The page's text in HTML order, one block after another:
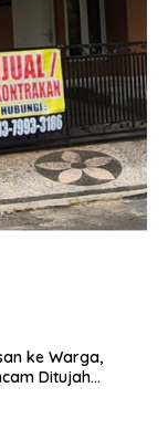
ke Warga,
Ditujah